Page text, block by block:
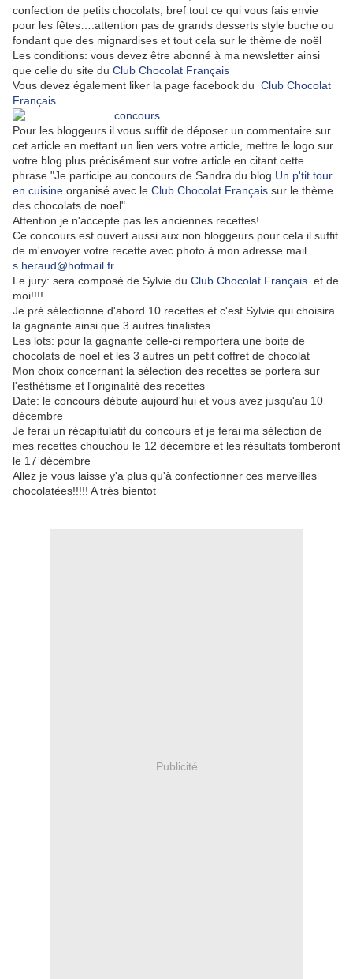
confection de petits chocolats, bref tout ce qui vous fais envie
pour les fêtes….attention pas de grands desserts style buche ou
fondant que des mignardises et tout cela sur le thème de noël
Les conditions: vous devez être abonné à ma newsletter ainsi
que celle du site du Club Chocolat Français
Vous devez également liker la page facebook du Club Chocolat
Français
Pour les bloggeurs il vous suffit de déposer un commentaire sur
cet article en mettant un lien vers votre article, mettre le logo sur
votre blog plus précisément sur votre article en citant cette
phrase "Je participe au concours de Sandra du blog Un p'tit tour
en cuisine organisé avec le Club Chocolat Français sur le thème
des chocolats de noel"
Attention je n'accepte pas les anciennes recettes!
Ce concours est ouvert aussi aux non bloggeurs pour cela il suffit
de m'envoyer votre recette avec photo à mon adresse mail
s.heraud@hotmail.fr
Le jury: sera composé de Sylvie du Club Chocolat Français et de
moi!!!!
Je pré sélectionne d'abord 10 recettes et c'est Sylvie qui choisira
la gagnante ainsi que 3 autres finalistes
Les lots: pour la gagnante celle-ci remportera une boite de
chocolats de noel et les 3 autres un petit coffret de chocolat
Mon choix concernant la sélection des recettes se portera sur
l'esthétisme et l'originalité des recettes
Date: le concours débute aujourd'hui et vous avez jusqu'au 10
décembre
Je ferai un récapitulatif du concours et je ferai ma sélection de
mes recettes chouchou le 12 décembre et les résultats tomberont
le 17 décémbre
Allez je vous laisse y'a plus qu'à confectionner ces merveilles
chocolatées!!!!! A très bientot
Publicité